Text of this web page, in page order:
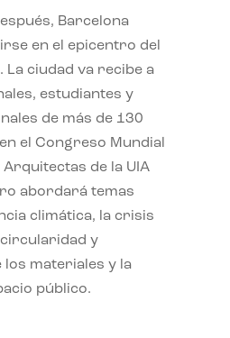
Barcelona
en el epicentro del
La ciudad va recibe a
estudiantes y
de más de 130
el Congreso Mundial
de la UIA
abordará temas
climática, la crisis
circularidad y
los materiales y la
público.